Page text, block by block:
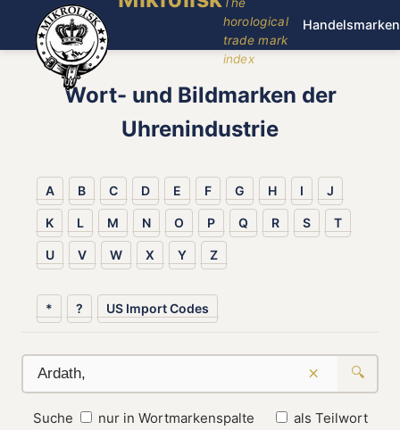
horological
trade mark
index
Handelsmarken
Wort- und Bildmarken der
Uhrenindustrie
A B C D E F G H I J
K L M N O P Q R S T
U V W X Y Z
* ? US Import Codes
× 🔍
Suche nur in Wortmarkenspalte als Teilwort